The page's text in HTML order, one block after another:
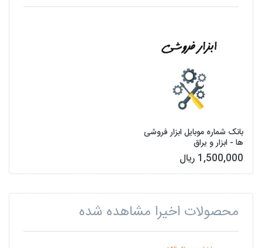
بانک شماره موبایل ابزار فروشی
ها - ابزار و یراق
1,500,000 ریال
محصولات اخیرا مشاهده شده